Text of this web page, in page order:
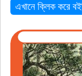
এখানে ক্লিক করে